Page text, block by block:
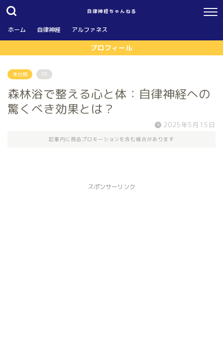
自律神経ちゃんねる
ホーム 自律神経 アルファネス
プロフィール
未分類 PR
森林浴で整える心と体：自律神経への
驚くべき効果とは？
2025年5月15日
記事内に商品プロモーションを含む場合があります
スポンサーリンク